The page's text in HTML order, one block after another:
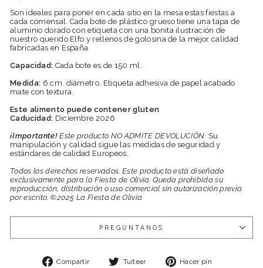
Son ideales para poner en cada sitio en la mesa estas fiestas a
cada comensal. Cada bote de plástico grueso tiene una tapa de
aluminio dorado con etiqueta con una bonita ilustración de
nuestro querido Elfo y rellenos de golosina de la mejor calidad
fabricadas en España.
Capacidad: Cada bote es de 150 ml.
Medida: 6 cm. diámetro. Etiqueta adhesiva de papel acabado
mate con textura.
Este alimento puede contener gluten
Caducidad: Diciembre 2026
¡Importante!Este producto NO ADMITE DEVOLUCIÓN. Su
manipulación y calidad sigue las medidas de seguridad y
estándares de calidad Europeos.
Todos los derechos reservados. Este producto está diseñado
exclusivamente para la Fiesta de Olivia. Queda prohibida su
reproducción, distribución o uso comercial sin autorización previa
por escrito. ©2025 La Fiesta de Olivia
PREGÚNTANOS
Compartir
CompartirTuitear
Tuitear Hacer pin